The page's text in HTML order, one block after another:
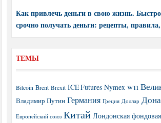
Как привлечь деньги в свою жизнь.
срочно получать деньги: рецепты,
ТЕМЫ
Bitcoin Brent Brexit ICE Futures Nymex WTI
Владимир Путин Германия Греция Доллар
Европейский союз Китай Лондонская